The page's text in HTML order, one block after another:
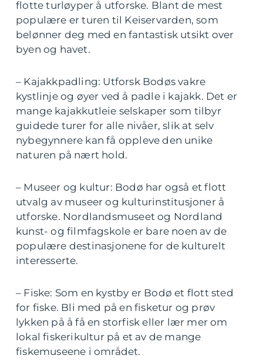
flotte turløyper å utforske. Blant de mest
populære er turen til Keiservarden, som
belønner deg med en fantastisk utsikt over
byen og havet.
– Kajakkpadling: Utforsk Bodøs vakre
kystlinje og øyer ved å padle i kajakk. Det er
mange kajakkutleie selskaper som tilbyr
guidede turer for alle nivåer, slik at selv
nybegynnere kan få oppleve den unike
naturen på nært hold.
– Museer og kultur: Bodø har også et flott
utvalg av museer og kulturinstitusjoner å
utforske. Nordlandsmuseet og Nordland
kunst- og filmfagskole er bare noen av de
populære destinasjonene for de kulturelt
interesserte.
– Fiske: Som en kystby er Bodø et flott sted
for fiske. Bli med på en fisketur og prøv
lykken på å få en storfisk eller lær mer om
lokal fiskerikultur på et av de mange
fiskemuseene i området.